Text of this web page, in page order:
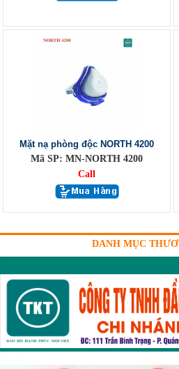
Mặt nạ phòng độc NORTH 4200
Mã SP: MN-NORTH 4200
Call
DANH MỤC